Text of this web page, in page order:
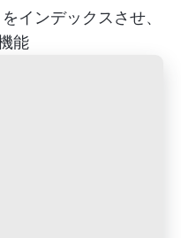
インデックスさせ、
能